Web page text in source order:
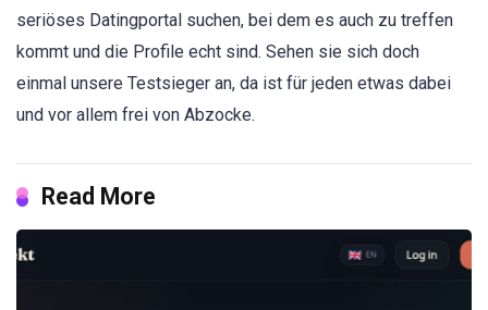
seriöses Datingportal suchen, bei dem es auch zu treffen
kommt und die Profile echt sind. Sehen sie sich doch
einmal unsere Testsieger an, da ist für jeden etwas dabei
und vor allem frei von Abzocke.
Read More